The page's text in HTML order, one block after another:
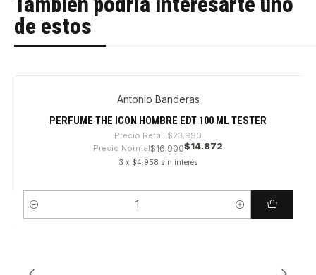
de estos
Antonio Banderas
PERFUME THE ICON HOMBRE EDT 100 ML TESTER
Precio Retail $23.990
Precio Normal$16.900$14.872
3 x $4.958 sin interés
Cantidad